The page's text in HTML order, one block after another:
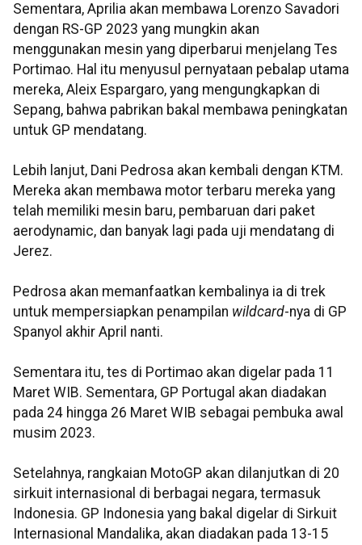
Sementara, Aprilia akan membawa Lorenzo Savadori
dengan RS-GP 2023 yang mungkin akan
menggunakan mesin yang diperbarui menjelang Tes
Portimao. Hal itu menyusul pernyataan pebalap utama
mereka, Aleix Espargaro, yang mengungkapkan di
Sepang, bahwa pabrikan bakal membawa peningkatan
untuk GP mendatang.
Lebih lanjut, Dani Pedrosa akan kembali dengan KTM.
Mereka akan membawa motor terbaru mereka yang
telah memiliki mesin baru, pembaruan dari paket
aerodynamic, dan banyak lagi pada uji mendatang di
Jerez.
Pedrosa akan memanfaatkan kembalinya ia di trek
untuk mempersiapkan penampilan wildcard-nya di GP
Spanyol akhir April nanti.
Sementara itu, tes di Portimao akan digelar pada 11
Maret WIB. Sementara, GP Portugal akan diadakan
pada 24 hingga 26 Maret WIB sebagai pembuka awal
musim 2023.
Setelahnya, rangkaian MotoGP akan dilanjutkan di 20
sirkuit internasional di berbagai negara, termasuk
Indonesia. GP Indonesia yang bakal digelar di Sirkuit
Internasional Mandalika, akan diadakan pada 13-15